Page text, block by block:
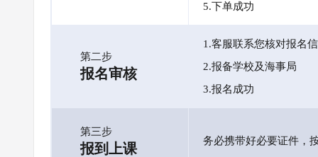
5.下单成功
第二步
报名审核
1.客服联系您核对报名
2.报备学校及海事局
3.报名成功
第三步
报到上课 务必携带好必要证件，